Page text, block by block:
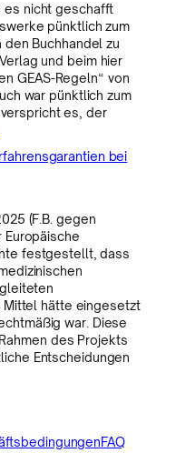
es nicht geschafft
pünktlich zum
den Buchhandel zu
und beim hier
GEAS-Regeln“ von
war pünktlich zum
es, der
bei
(F.B. gegen
Europäische
festgestellt, dass
Mittel hätte eingesetzt
war. Diese
des Projekts
Entscheidungen
FAQ